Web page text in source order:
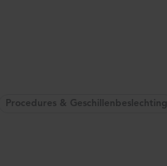
Procedures & Geschillenbeslechting